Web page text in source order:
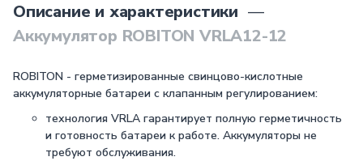
Описание и характеристики —
Аккумулятор ROBITON VRLA12-12
ROBITON - герметизированные свинцово-кислотные
аккумуляторные батареи с клапанным регулированием:
технология VRLA гарантирует полную герметичность
и готовность батареи к работе. Аккумуляторы не
требуют обслуживания.